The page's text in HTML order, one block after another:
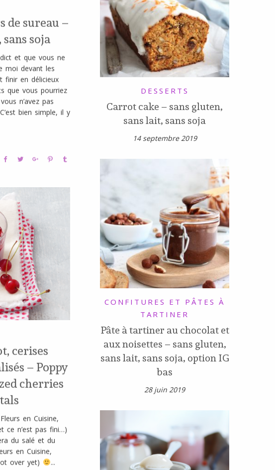
de sureau –
soja
et que vous ne
moi devant les
finir en délicieux
que vous pourriez
n’avez pas
bien simple, il y
cerises
– Poppy
cherries
en Cuisine,
ce n’est pas fini…)
du salé et du
en Cuisine,
over yet)
...
DESSERTS
Carrot cake – sans gluten,
sans lait, sans soja
14 septembre 2019
CONFITURES ET PÂTES À
TARTINER
Pâte à tartiner au chocolat et
aux noisettes – sans gluten,
sans lait, sans soja, option IG
bas
28 juin 2019